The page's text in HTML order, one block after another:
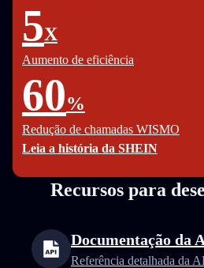
5X
Aumento de eficiência
60%
Redução de chamadas WISMO
Leia a história da SHEIN
Recursos para
Documentação da
Referência detalhada da